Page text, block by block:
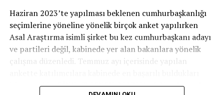
2022 ve 2023 yılları için yukarı yönlü güncelledik.”
değerlendirmesinde bulundu.
Kavcıoğlu, küresel iktisadi faaliyet üzerinde, jeopolitik
riskler, artan enerji maliyetleri ve olası arz sıkıntılarına
Haziran 2023’te yapılması beklenen cumhurbaşkanlığı
seçimlerine yöneline yönelik birçok anket yapılırken
Asal Araştırma isimli şirket bu kez cumhurbaşkanı adayı
ve partileri değil, kabinede yer alan bakanlara yönelik
çalışma düzenledi. Temmuz ayı içerisinde yapılan
isim soruldu. DİKKAT ÇEKEN SONUÇLAR Yapılan ankete